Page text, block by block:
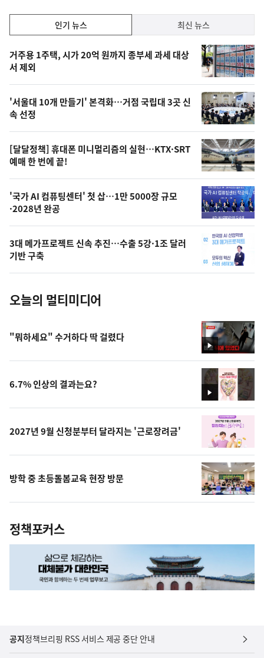
락
기,
최
신,
오
늘
의
영
상
오
늘
의
사
진
인기 뉴스 최신 뉴스
기
뉴
스
거주용 1주택, 시가 20억 원까지 종부세 과세 대상
서 제외
'서울대 10개 만들기' 본격화…거점 국립대 3곳 신
속 선정
[달달정책] 휴대폰 미니멀리즘의 실현…KTX·SRT
예매 한 번에 끝!
'국가 AI 컴퓨팅센터' 첫 삽…1만 5000장 규모
·2028년 완공
3대 메가프로젝트 신속 추진…수출 5강·1조 달러
기반 구축
오늘의 멀티미디어
영
상
"뭐하세요" 수거하다 딱 걸렸다
영
상
6.7% 인상의 결과는요?
2027년 9월 신청분부터 달라지는 '근로장려금'
방학 중 초등돌봄교육 현장 방문
정책포커스
공지정책브리핑 RSS 서비스 제공 중단 안내